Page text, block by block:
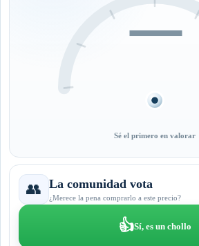
—
Sé el primero en valorar
👥 La comunidad vota
¿Merece la pena comprarlo a este precio?
👍Sí, es un chollo